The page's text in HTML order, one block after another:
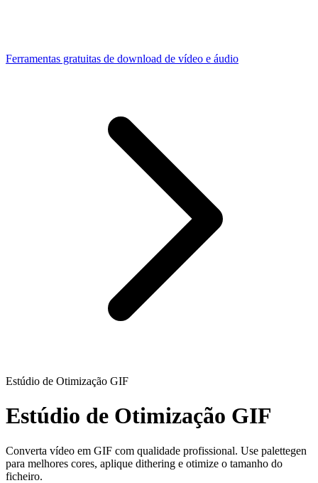
Ferramentas gratuitas de download de vídeo e áudio
Estúdio de Otimização GIF
Estúdio de Otimização GIF
Converta vídeo em GIF com qualidade profissional. Use palettegen
para melhores cores, aplique dithering e otimize o tamanho do
ficheiro.